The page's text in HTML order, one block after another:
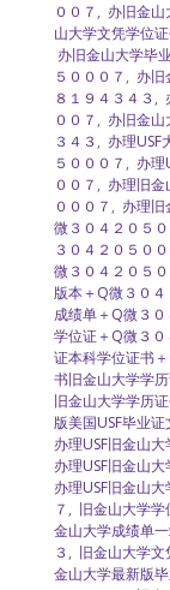
００７ , 办旧金山
山大学文凭学位
办旧金山大学毕
５０００７ , 办旧
８１９４３４３ ,
００７ , 办旧金
３４３ , 办理USF
５０００７ , 办理
００７ , 办理旧
０００７ , 办理
微３０４２０５
３０４２０５０
微３０４２０５
版本＋Q微３０
成绩单＋Q微３
学位证＋Q微３０
证本科学位证书
书旧金山大学学
旧金山大学学历
版美国USF毕业
办理USF旧金山
办理USF旧金山
办理USF旧金山
７ , 旧金山大学
金山大学成绩单
３ , 旧金山大学文
金山大学最新版